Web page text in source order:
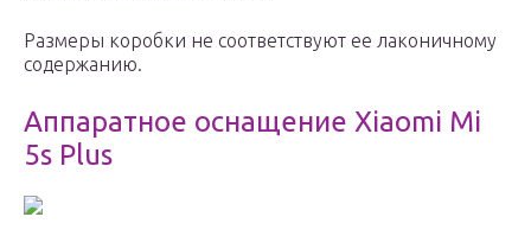
Размеры коробки не соответствуют ее лаконичному
содержанию.
Аппаратное оснащение Xiaomi Mi
5s Plus